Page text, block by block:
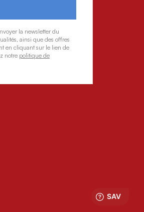
la newsletter du
ainsi que des offres
en cliquant sur le lien de
notre politique de